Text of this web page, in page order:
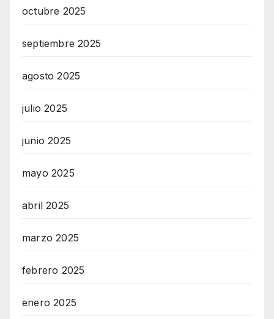
octubre 2025
septiembre 2025
agosto 2025
julio 2025
junio 2025
mayo 2025
abril 2025
marzo 2025
febrero 2025
enero 2025